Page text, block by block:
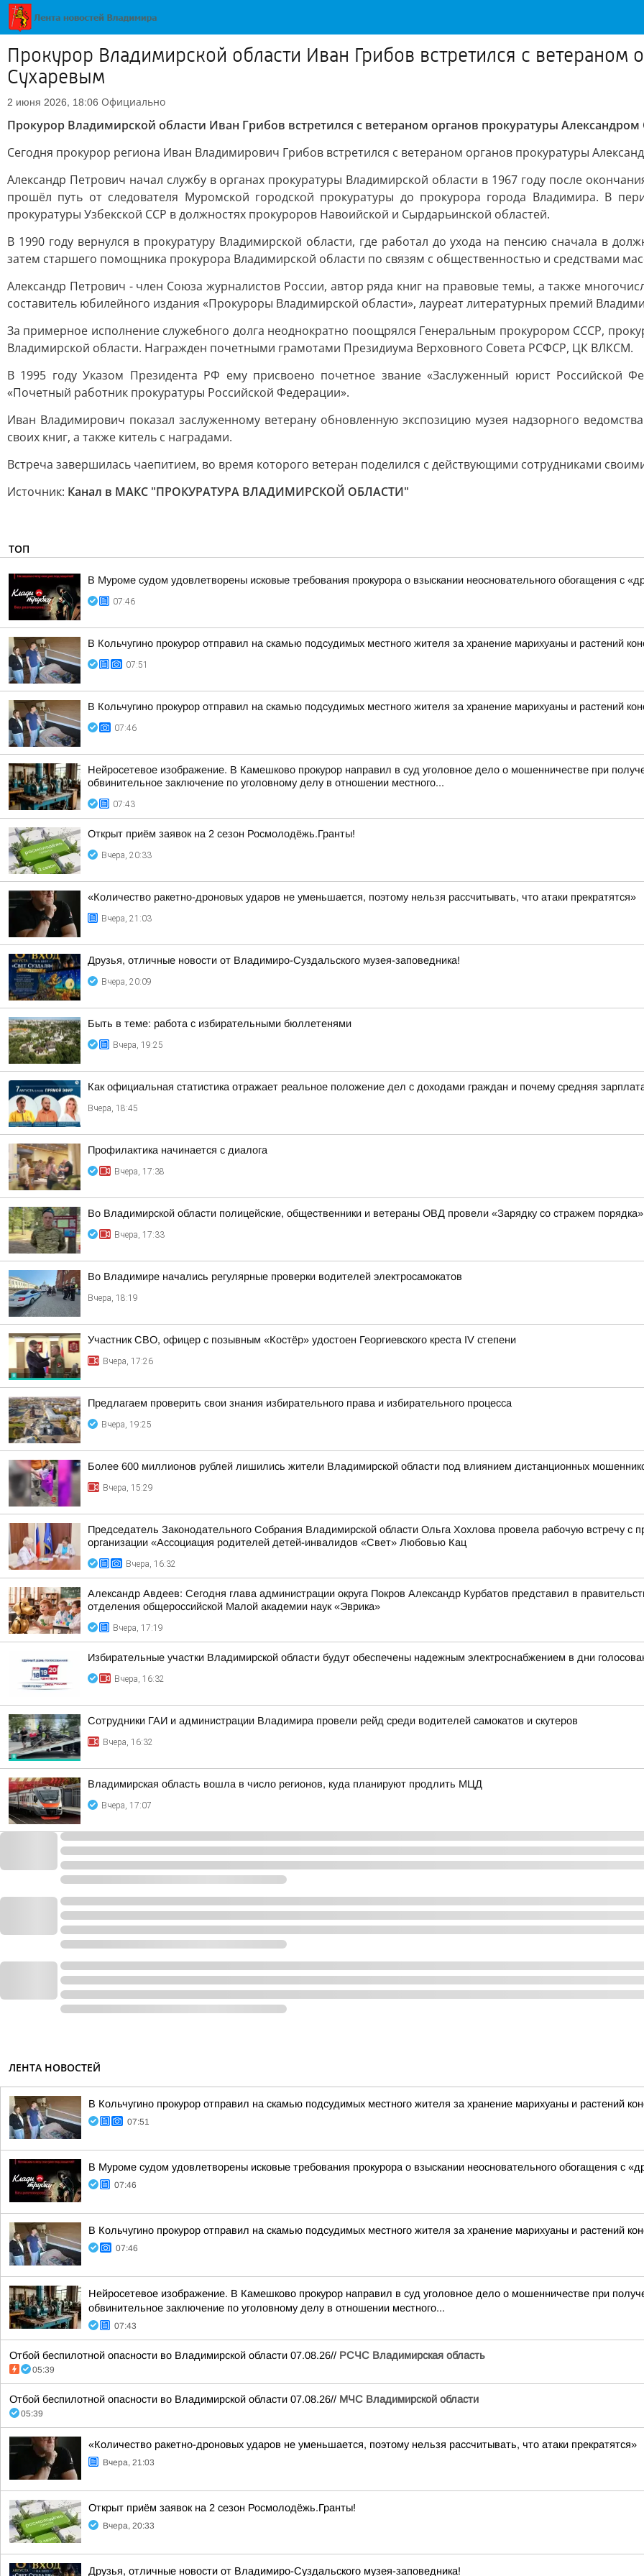
Прокурор Владимирской области Иван Грибов встретился с ветераном
Сухаревым
2 июня 2026, 18:06 Официально
Прокурор Владимирской области Иван Грибов встретился с ветераном органов прокуратуры
Сегодня прокурор региона Иван Владимирович Грибов встретился с ветераном органов прокуратуры
Александр Петрович начал службу в органах прокуратуры Владимирской области в 1967 году после
прошёл путь от следователя Муромской городской прокуратуры до прокурора города Владимира. В
прокуратуры Узбекской ССР в должностях прокуроров Навоийской и Сырдарьинской областей.
В 1990 году вернулся в прокуратуру Владимирской области, где работал до ухода на пенсию сначала в
затем старшего помощника прокурора Владимирской области по связям с общественностью и средствами
Александр Петрович - член Союза журналистов России, автор ряда книг на правовые темы, а также
составитель юбилейного издания «Прокуроры Владимирской области», лауреат литературных премий
За примерное исполнение служебного долга неоднократно поощрялся Генеральным прокурором СССР,
Владимирской области. Награжден почетными грамотами Президиума Верховного Совета РСФСР, ЦК ВЛКСМ.
В 1995 году Указом Президента РФ ему присвоено почетное звание «Заслуженный юрист Российской
«Почетный работник прокуратуры Российской Федерации».
Иван Владимирович показал заслуженному ветерану обновленную экспозицию музея надзорного
своих книг, а также китель с наградами.
Встреча завершилась чаепитием, во время которого ветеран поделился с действующими сотрудниками
Источник: Канал в МАКС "ПРОКУРАТУРА ВЛАДИМИРСКОЙ ОБЛАСТИ"
ТОП
В Муроме судом удовлетворены исковые требования прокурора о взыскании неосновательного обогащения с
07:46
В Кольчугино прокурор отправил на скамью подсудимых местного жителя за хранение марихуаны и растений
07:51
В Кольчугино прокурор отправил на скамью подсудимых местного жителя за хранение марихуаны и растений
07:46
Нейросетевое изображение. В Камешково прокурор направил в суд уголовное дело о мошенничестве при
обвинительное заключение по уголовному делу в отношении местного...
07:43
Открыт приём заявок на 2 сезон Росмолодёжь.Гранты!
Вчера, 20:33
«Количество ракетно-дроновых ударов не уменьшается, поэтому нельзя рассчитывать, что атаки прекратятся»
Вчера, 21:03
Друзья, отличные новости от Владимиро-Суздальского музея-заповедника!
Вчера, 20:09
Быть в теме: работа с избирательными бюллетенями
Вчера, 19:25
Как официальная статистика отражает реальное положение дел с доходами граждан и почему средняя
Вчера, 18:45
Профилактика начинается с диалога
Вчера, 17:38
Во Владимирской области полицейские, общественники и ветераны ОВД провели «Зарядку со стражем
Вчера, 17:33
Во Владимире начались регулярные проверки водителей электросамокатов
Вчера, 18:19
Участник СВО, офицер с позывным «Костёр» удостоен Георгиевского креста IV степени
Вчера, 17:26
Предлагаем проверить свои знания избирательного права и избирательного процесса
Вчера, 19:25
Более 600 миллионов рублей лишились жители Владимирской области под влиянием дистанционных
Вчера, 15:29
Председатель Законодательного Собрания Владимирской области Ольга Хохлова провела рабочую встречу с
организации «Ассоциация родителей детей-инвалидов «Свет» Любовью Кац
Вчера, 16:32
Александр Авдеев: Сегодня глава администрации округа Покров Александр Курбатов представил в
отделения общероссийской Малой академии наук «Эврика»
Вчера, 17:19
Избирательные участки Владимирской области будут обеспечены надежным электроснабжением в дни
Вчера, 16:32
Сотрудники ГАИ и администрации Владимира провели рейд среди водителей самокатов и скутеров
Вчера, 16:32
Владимирская область вошла в число регионов, куда планируют продлить МЦД
Вчера, 17:07
ЛЕНТА НОВОСТЕЙ
В Кольчугино прокурор отправил на скамью подсудимых местного жителя за хранение марихуаны и растений
07:51
В Муроме судом удовлетворены исковые требования прокурора о взыскании неосновательного обогащения с
07:46
В Кольчугино прокурор отправил на скамью подсудимых местного жителя за хранение марихуаны и растений
07:46
Нейросетевое изображение. В Камешково прокурор направил в суд уголовное дело о мошенничестве при
обвинительное заключение по уголовному делу в отношении местного...
07:43
Отбой беспилотной опасности во Владимирской области 07.08.26// РСЧС Владимирская область
05:39
Отбой беспилотной опасности во Владимирской области 07.08.26// МЧС Владимирской области
05:39
«Количество ракетно-дроновых ударов не уменьшается, поэтому нельзя рассчитывать, что атаки прекратятся»
Вчера, 21:03
Открыт приём заявок на 2 сезон Росмолодёжь.Гранты!
Вчера, 20:33
Друзья, отличные новости от Владимиро-Суздальского музея-заповедника!